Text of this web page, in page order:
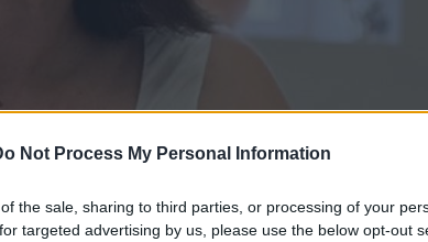
Not Process My Personal Information
the sale, sharing to third parties, or processing of your
targeted advertising by us, please use the below opt-out
από προκηρύξεις της ΔΕΗ για τους κατοίκους Ποντοκώμης,
Ποντοκώμη Ποντοκώμη Κοζάνης